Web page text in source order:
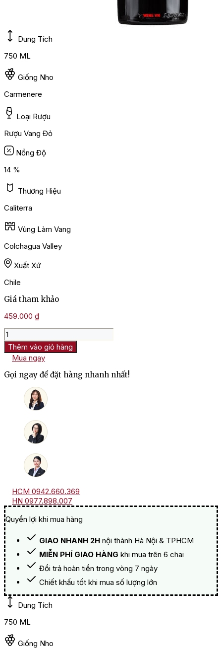
Dung Tích
750 ML
Giống Nho
Carmenere
Loại Rượu
Rượu Vang Đỏ
Nồng Độ
14 %
Thương Hiệu
Caliterra
Vùng Làm Vang
Colchagua Valley
Xuất Xứ
Chile
Giá tham khảo
459.000 ₫
Rượu
Vang
Chile
Caliterra
Reserva
Carmenere
Thêm vào giỏ hàng
Mua ngay
Gọi ngay để đặt hàng nhanh nhất!
HCM 0942.660.369
HN 0977.898.007
Quyền lợi khi mua hàng
GIAO NHANH 2H nội thành Hà Nội & TPHCM
MIỄN PHÍ GIAO HÀNG khi mua trên 6 chai
Đổi trả hoàn tiền trong vòng 7 ngày
Chiết khấu tốt khi mua số lượng lớn
Dung Tích
750 ML
Giống Nho